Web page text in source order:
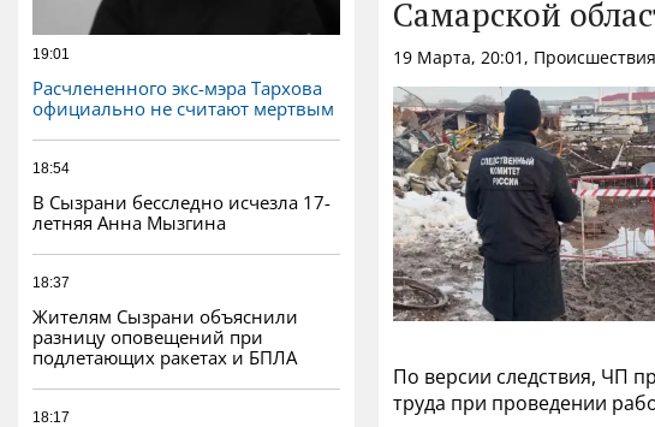
19:01
Расчлененного экс-мэра Тархова
официально не считают мертвым
18:54
В Сызрани бесследно исчезла 17-
летняя Анна Мызгина
18:37
Жителям Сызрани объяснили
разницу оповещений при
подлетающих ракетах и БПЛА
18:17
Самарской
19 Марта, 20:01, Происшествия
По версии следствия, ЧП
труда при проведении